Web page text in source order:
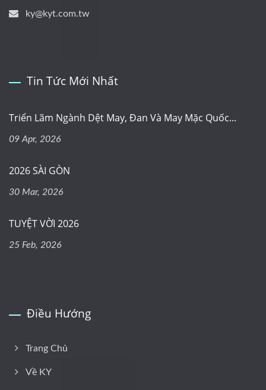
ky@kyt.com.tw
Tin Tức Mới Nhất
Triển Lãm Ngành Dệt May, Đan Và May Mặc Quốc...
09 Apr, 2026
2026 SÀI GÒN
30 Mar, 2026
TUYỆT VỜI 2026
25 Feb, 2026
Điều Hướng
Trang Chủ
Về KY